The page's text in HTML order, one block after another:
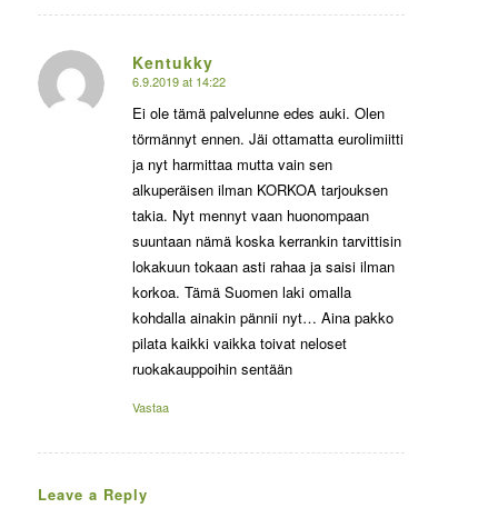
Kentukky
says:
6.9.2019 at 14:22
Ei ole tämä palvelunne edes auki. Olen
törmännyt ennen. Jäi ottamatta eurolimiitti
ja nyt harmittaa mutta vain sen
alkuperäisen ilman KORKOA tarjouksen
takia. Nyt mennyt vaan huonompaan
suuntaan nämä koska kerrankin tarvittisin
lokakuun tokaan asti rahaa ja saisi ilman
korkoa. Tämä Suomen laki omalla
kohdalla ainakin pännii nyt… Aina pakko
pilata kaikki vaikka toivat neloset
ruokakauppoihin sentään
Vastaa
Leave a Reply